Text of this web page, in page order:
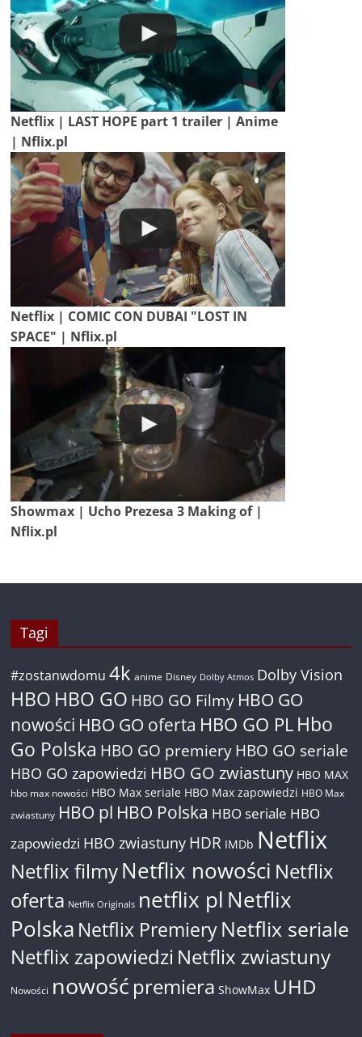
Netflix | LAST HOPE part 1 trailer | Anime
| Nflix.pl
Netflix | COMIC CON DUBAI "LOST IN
SPACE" | Nflix.pl
Showmax | Ucho Prezesa 3 Making of |
Nflix.pl
Tagi
#zostanwdomu 4k anime Disney Dolby Atmos Dolby Vision
HBO HBO GO HBO GO Filmy HBO GO
nowości HBO GO oferta HBO GO PL Hbo
Go Polska HBO GO premiery HBO GO seriale
HBO GO zapowiedzi HBO GO zwiastuny HBO MAX
hbo max nowości HBO Max seriale HBO Max zapowiedzi HBO Max
zwiastuny HBO pl HBO Polska HBO seriale HBO
zapowiedzi HBO zwiastuny HDR IMDb Netflix
Netflix filmyNetflix nowości Netflix
oferta Netflix Originals netflix pl Netflix
Polska Netflix PremieryNetflix seriale
Netflix zapowiedzi Netflix zwiastuny
Nowości nowość premiera ShowMax UHD